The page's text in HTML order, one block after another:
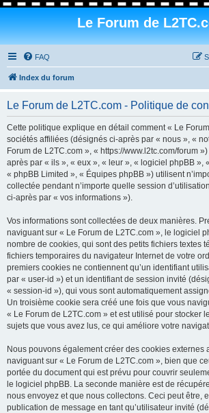
Le Forum de
FAQ
Index du forum
Le Forum de L2TC.com - Politique de
Cette politique explique en détail comment « Le
sociétés affiliées (désignés ci-après par « nous », «
Forum de L2TC.com », « https://www.l2tc.com/forum
après par « ils », « eux », « leur », « logiciel phpBB »,
« phpBB Limited », « Équipes phpBB ») utilisent
collectée pendant n’importe quelle session
ci-après par « vos informations »).
Vos informations sont collectées de deux manières.
naviguant sur « Le Forum de L2TC.com », le logiciel
nombre de cookies, qui sont des petits fichiers textes
fichiers temporaires du navigateur Internet de votre
premiers cookies ne contiennent qu’un identifiant
par « user-id ») et un identifiant de session invité
« session-id »), qui vous sont automatiquement
Un troisième cookie sera créé une fois que vous
« Le Forum de L2TC.com » et est utilisé pour stocker
sujets que vous avez lus, ce qui améliore votre
Nous pouvons également créer des cookies externes
naviguant sur « Le Forum de L2TC.com », bien que
portée du document qui est prévu pour couvrir
le logiciel phpBB. La seconde manière est de
nous envoyez et que nous collectons. Ceci peut être,
publication de message en tant qu’utilisateur invité